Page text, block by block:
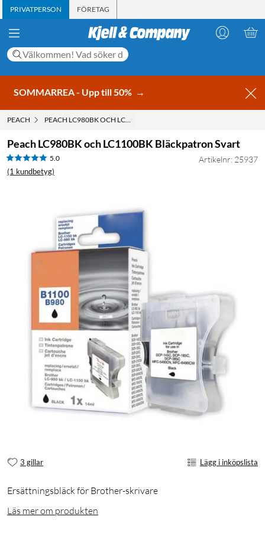
PRIVATPERSON FÖRETAG
SOMMARREA - Upp till 50% →
PEACH PEACH LC980BK OCH LC1100BK BLÄCKPATRON SVART
Peach LC980BK och LC1100BK Bläckpatron Svart
5.0
(1 kundbetyg)
Artikelnr: 25937
3 gillar Lägg i inköpslista
Ersättningsbläck för Brother-skrivare
Läs mer om produkten